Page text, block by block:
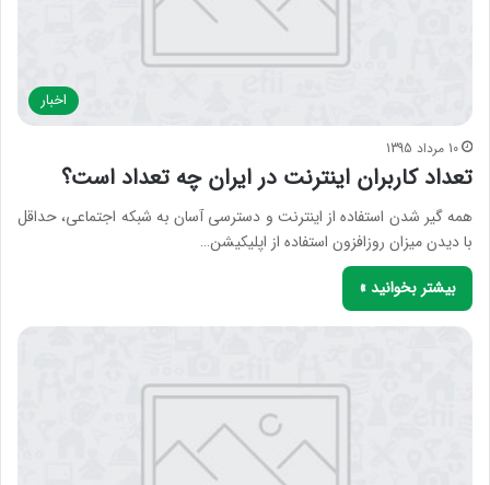
اخبار
10 مرداد 1395
تعداد کاربران اینترنت در ایران چه تعداد است؟
همه گیر شدن استفاده از اینترنت و دسترسی آسان به شبکه اجتماعی، حداقل
با دیدن میزان روزافزون استفاده از اپلیکیشن…
بیشتر بخوانید »